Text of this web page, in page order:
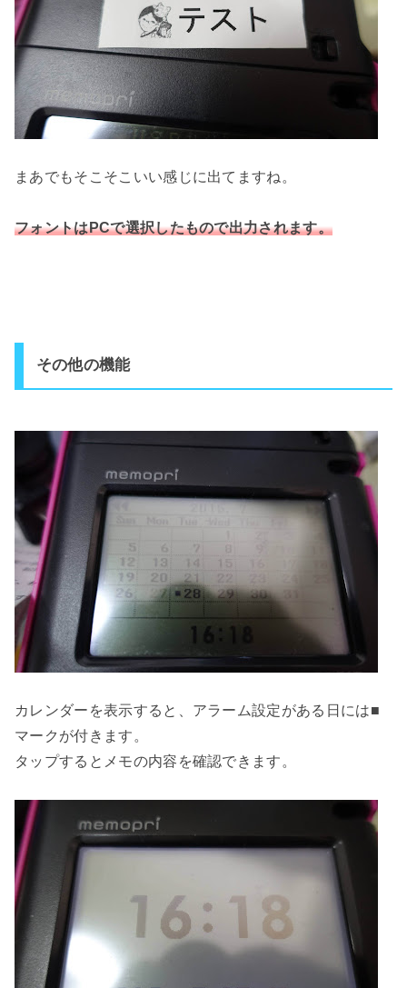
まあでもそこそこいい感じに出てますね。
フォントはPCで選択したもので出力されます。
その他の機能
カレンダーを表示すると、アラーム設定がある日には■
マークが付きます。
タップするとメモの内容を確認できます。